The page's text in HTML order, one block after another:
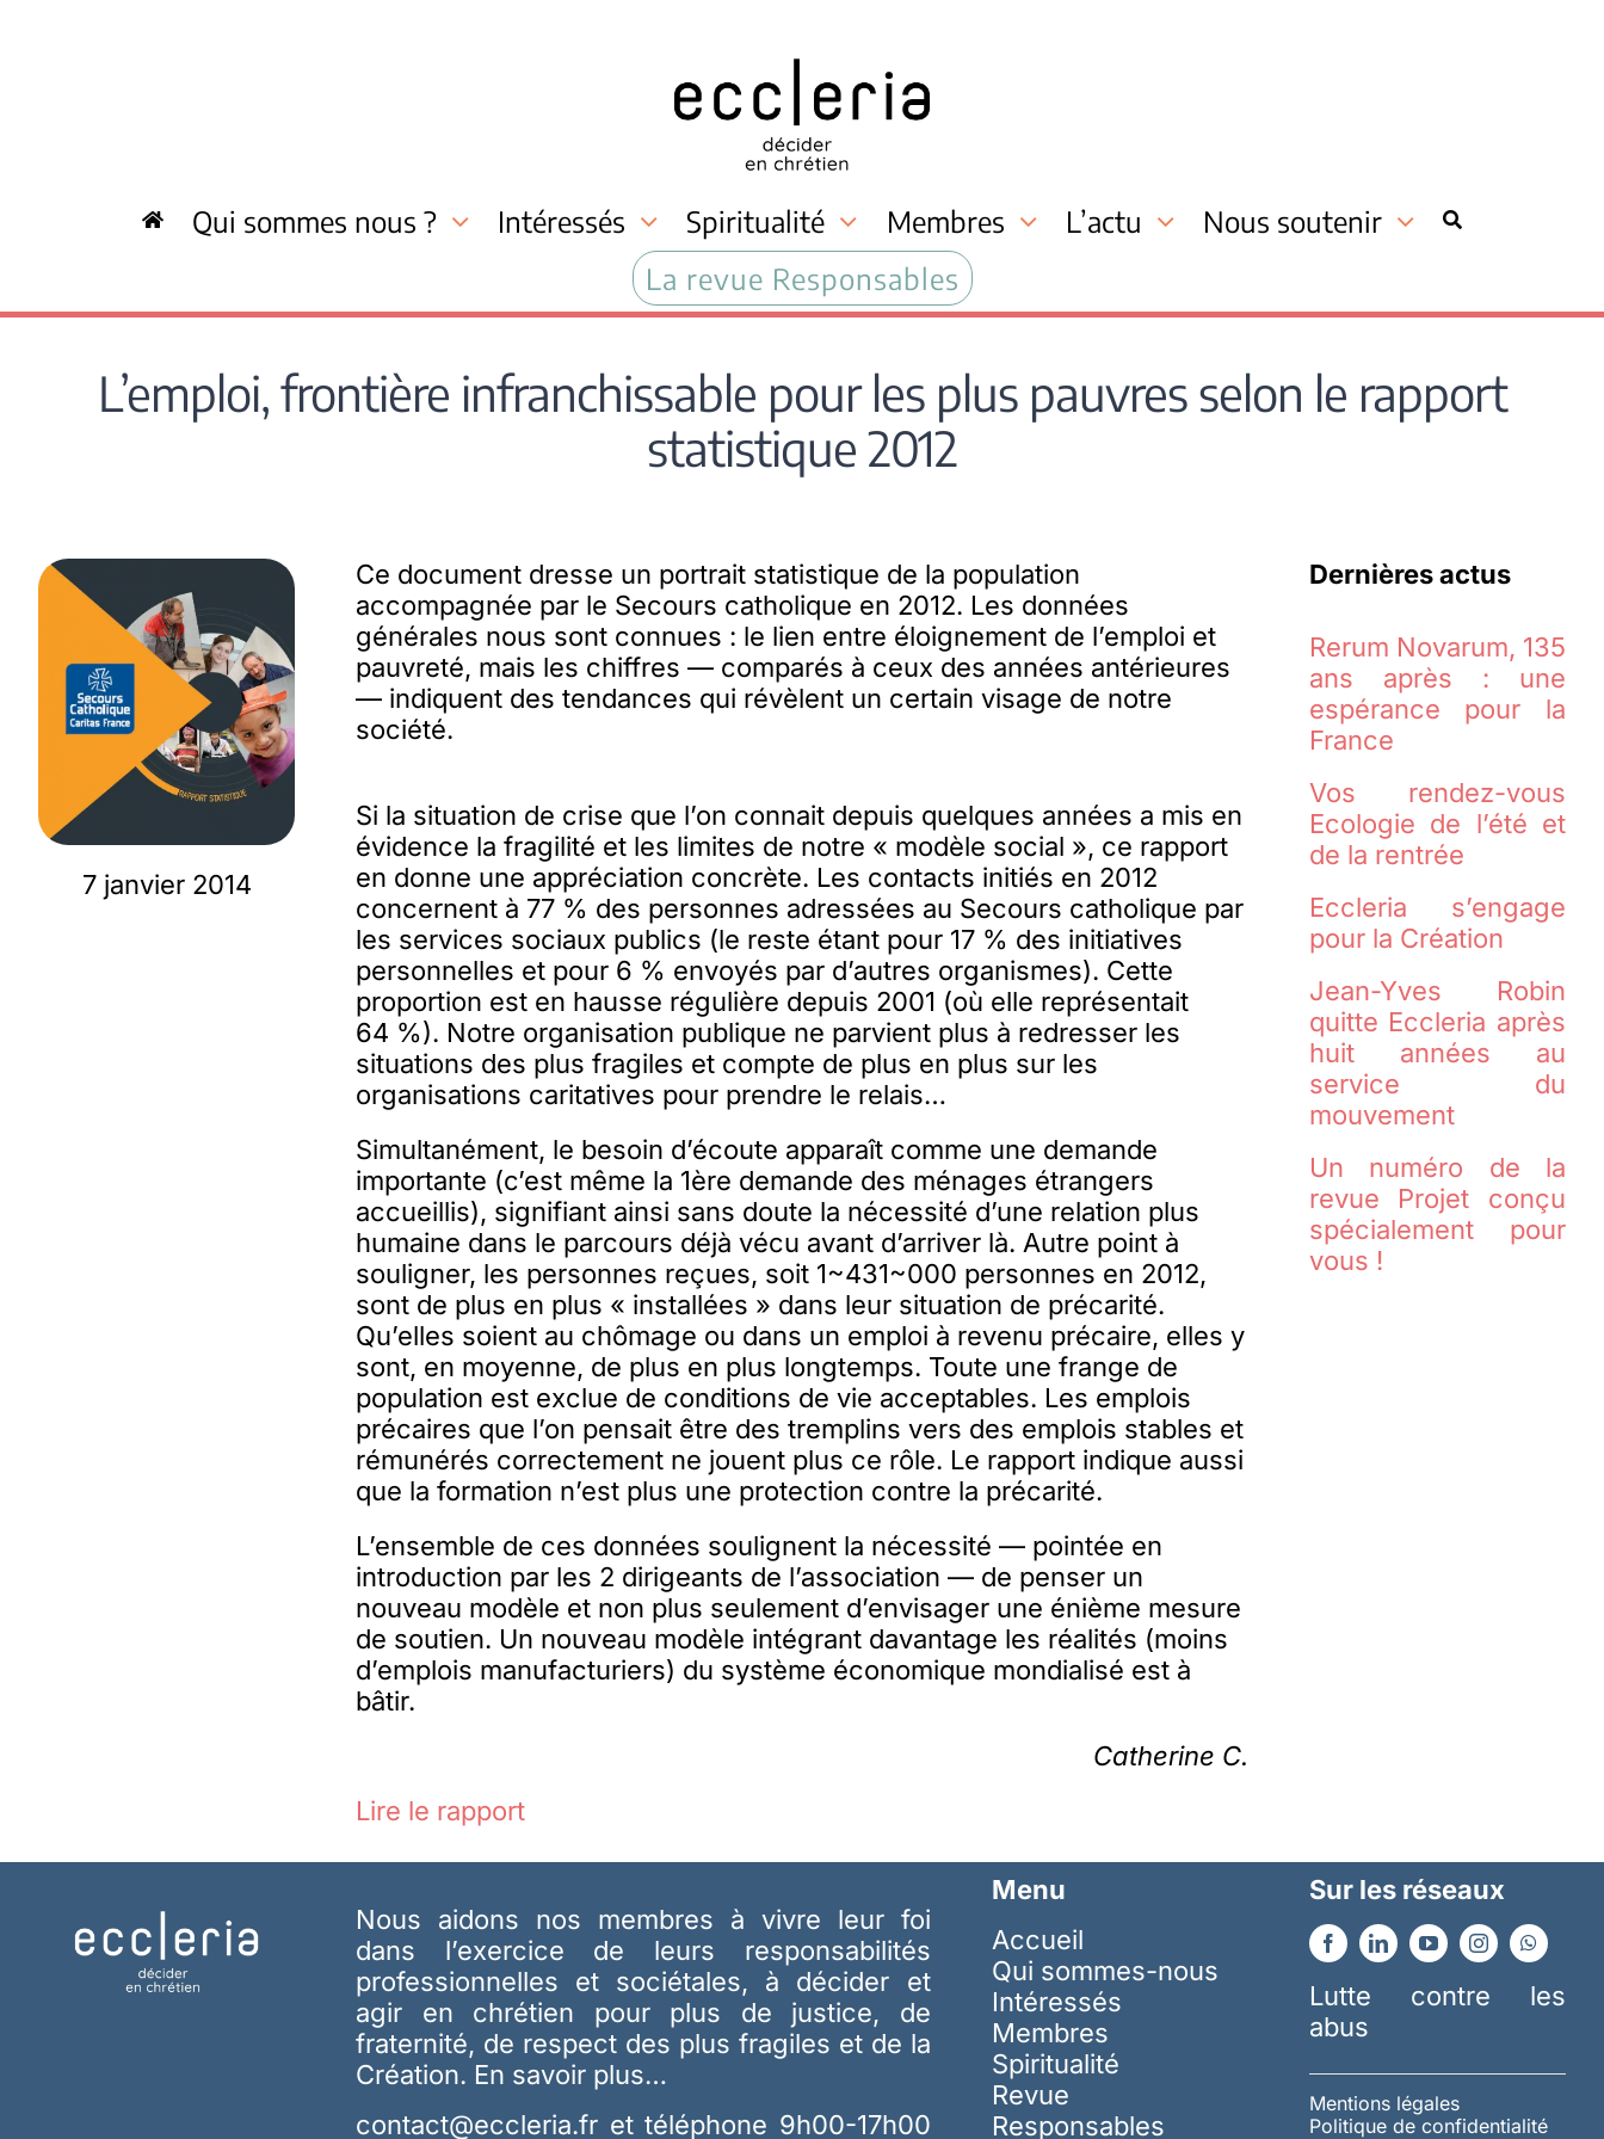
Qui sommes nous ? Intéressés Spiritualité Membres L’actu
Nous soutenir
La revue Responsables
L’emploi, frontière infranchissable pour les plus pauvres selon le rapport
statistique 2012
7 janvier 2014
Ce document dresse un portrait statistique de la population
accompagnée par le Secours catholique en 2012. Les données
générales nous sont connues : le lien entre éloignement de l’emploi et
pauvreté, mais les chiffres — comparés à ceux des années antérieures
— indiquent des tendances qui révèlent un certain visage de notre
société.
Si la situation de crise que l’on connait depuis quelques années a mis en
évidence la fragilité et les limites de notre « modèle social », ce rapport
en donne une appréciation concrète. Les contacts initiés en 2012
concernent à 77 % des personnes adressées au Secours catholique par
les services sociaux publics (le reste étant pour 17 % des initiatives
personnelles et pour 6 % envoyés par d’autres organismes). Cette
proportion est en hausse régulière depuis 2001 (où elle représentait
64 %). Notre organisation publique ne parvient plus à redresser les
situations des plus fragiles et compte de plus en plus sur les
organisations caritatives pour prendre le relais…
Simultanément, le besoin d’écoute apparaît comme une demande
importante (c’est même la 1ère demande des ménages étrangers
accueillis), signifiant ainsi sans doute la nécessité d’une relation plus
humaine dans le parcours déjà vécu avant d’arriver là. Autre point à
souligner, les personnes reçues, soit 1~431~000 personnes en 2012,
sont de plus en plus « installées » dans leur situation de précarité.
Qu’elles soient au chômage ou dans un emploi à revenu précaire, elles y
sont, en moyenne, de plus en plus longtemps. Toute une frange de
population est exclue de conditions de vie acceptables. Les emplois
précaires que l’on pensait être des tremplins vers des emplois stables et
rémunérés correctement ne jouent plus ce rôle. Le rapport indique aussi
que la formation n’est plus une protection contre la précarité.
L’ensemble de ces données soulignent la nécessité — pointée en
introduction par les 2 dirigeants de l’association — de penser un
nouveau modèle et non plus seulement d’envisager une énième mesure
de soutien. Un nouveau modèle intégrant davantage les réalités (moins
d’emplois manufacturiers) du système économique mondialisé est à
bâtir.
Catherine C.
Lire le rapport
Dernières actus
Rerum Novarum, 135
ans après : une
espérance pour la
France
Vos rendez-vous
Ecologie de l’été et
de la rentrée
Eccleria s’engage
pour la Création
Jean-Yves Robin
quitte Eccleria après
huit années au
service du
mouvement
Un numéro de la
revue Projet conçu
spécialement pour
vous !
Nous aidons nos membres à vivre leur foi
dans l’exercice de leurs responsabilités
professionnelles et sociétales, à décider et
agir en chrétien pour plus de justice, de
fraternité, de respect des plus fragiles et de la
Création. En savoir plus…
contact@eccleria.fr et téléphone 9h00-17h00
Menu
Accueil
Qui sommes-nous
Intéressés
Membres
Spiritualité
Revue
Responsables
Sur les réseaux
Lutte contre les
abus
Mentions légales
Politique de confidentialité